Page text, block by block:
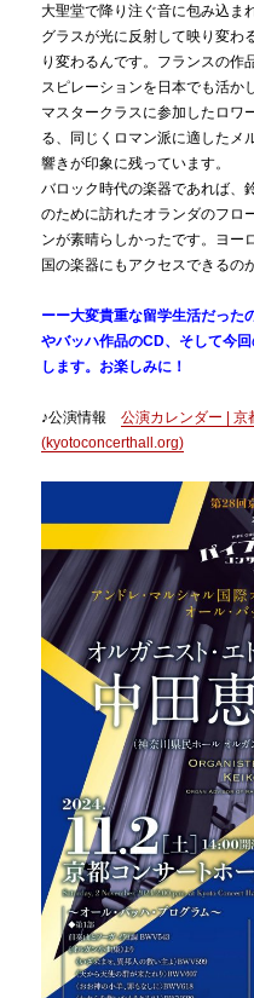
大聖堂で降り注ぐ音に包み込ま
グラスが光に反射して映り変わ
り変わるんです。フランスの作
スピレーションを日本でも活か
マスタークラスに参加したロワ
る、同じくロマン派に適したメ
響きが印象に残っています。
バロック時代の楽器であれば、
のために訪れたオランダのフロ
ンが素晴らしかったです。ヨー
国の楽器にもアクセスできるの
ーー大変貴重な留学生活だった
やバッハ作品のCD、そして今
します。お楽しみに！
♪公演情報公演カレンダー |
(kyotoconcerthall.org)